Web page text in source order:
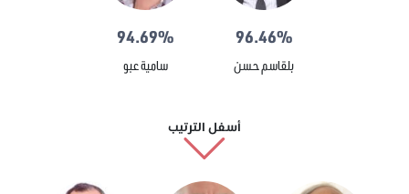
96.46%
بلقاسم حسن
94.69%
سامية عبو
أسفل الترتيب